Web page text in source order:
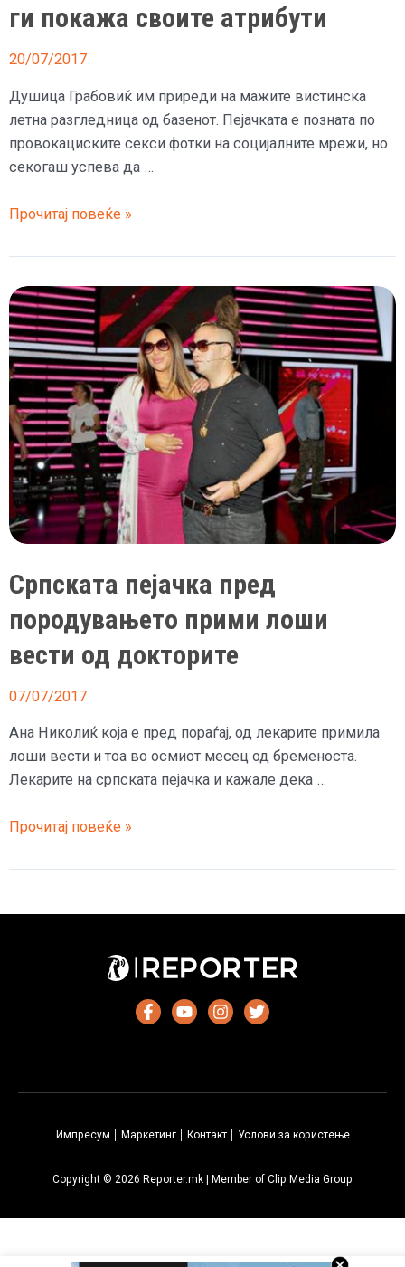
ги покажа своите атрибути
20/07/2017
Душица Грабовиќ им приреди на мажите вистинска
летна разгледница од базенот. Пејачката е позната по
провокациските секси фотки на социјалните мрежи, но
секогаш успева да …
(ФОТО)
пејачка
ги
завзема
сите
секси
диви
пози
и
ги
покажа
своите
атрибути
Прочитај повеќе »
Српската пејачка пред
породувањето прими лоши
вести од докторите
07/07/2017
Ана Николиќ која е пред пораѓај, од лекарите примила
лоши вести и тоа во осмиот месец од бременоста.
Лекарите на српската пејачка и кажале дека …
Српската
пред
Прочитај повеќе »
Copyright © 2026 Reporter.mk | Member of Clip Media Group
Импресум Маркетинг Контакт Услови за користење